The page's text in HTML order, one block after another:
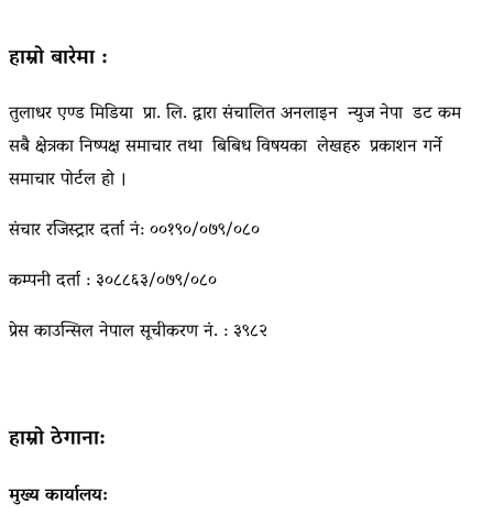
हाम्रो बारेमा :
तुलाधर एण्ड मिडिया प्रा. लि. द्वारा संचालित अनलाइन न्युज नेपा डट कम
सबै क्षेत्रका निष्पक्ष समाचार तथा बिबिध विषयका लेखहरु प्रकाशन गर्ने
समाचार पोर्टल हो ।
संचार रजिस्ट्रार दर्ता नं: ००१९०/०७९/०८०
कम्पनी दर्ता : ३०८८६३/०७९/०८०
प्रेस काउन्सिल नेपाल सूचीकरण नं. : ३९८२
हाम्रो ठेगाना:
मुख्य कार्यालय: